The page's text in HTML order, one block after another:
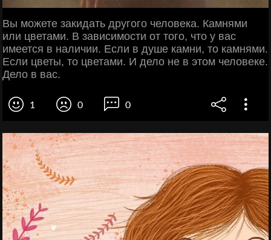
Вы можете закидать другого человека. Камнями
или цветами. В зависимости от того, что у вас
имеется в наличии. Если в душе камни, то камнями.
Если цветы, то цветами. И дело не в этом человеке.
Дело в вас.
1 0 0